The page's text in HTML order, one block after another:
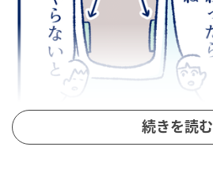
続きを読む